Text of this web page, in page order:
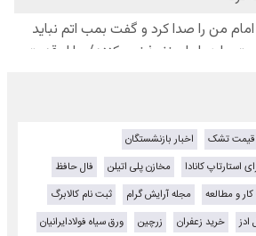
قیمت تشک
اخبار بازنشستگان
استارتاپ کانادا مخازن پلی اتیلن
فال حافظ
و مطالعه مجله آرایش گرام
ثبت نام کالابرگ
ادز خرید زعفران زرچین
ورق سیاه فولادایرانیان